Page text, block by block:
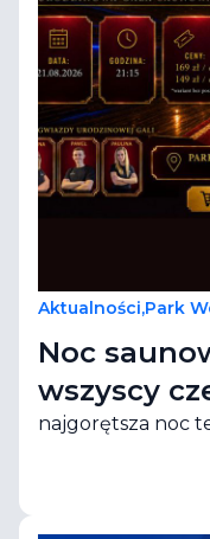
Aktualności,Park
Noc
wszyscy
najgorętsza noc